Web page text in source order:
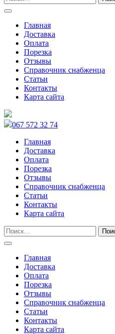
Главная
Доставка
Оплата
Порезка
Отзывы
Справочник снабженца
Статьи
Контакты
Карта сайта
067 572 32 74
Главная
Доставка
Оплата
Порезка
Отзывы
Справочник снабженца
Статьи
Контакты
Карта сайта
Главная
Доставка
Оплата
Порезка
Отзывы
Справочник снабженца
Статьи
Контакты
Карта сайта